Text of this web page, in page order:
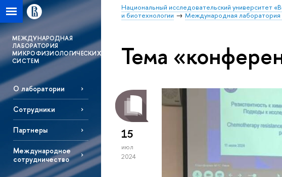
Национальный исследовательский университет
и биотехнологии
Международная лаборатория
MЕЖДУНАРОДНАЯ
ЛАБОРАТОРИЯ
МИКРОФИЗИОЛОГИЧЕСКИХ
СИСТЕМ
О лаборатории
Сотрудники
Партнеры
Международное
сотрудничество
Тема
15
июл
2024